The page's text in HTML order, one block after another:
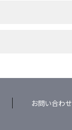
お問い合わせ